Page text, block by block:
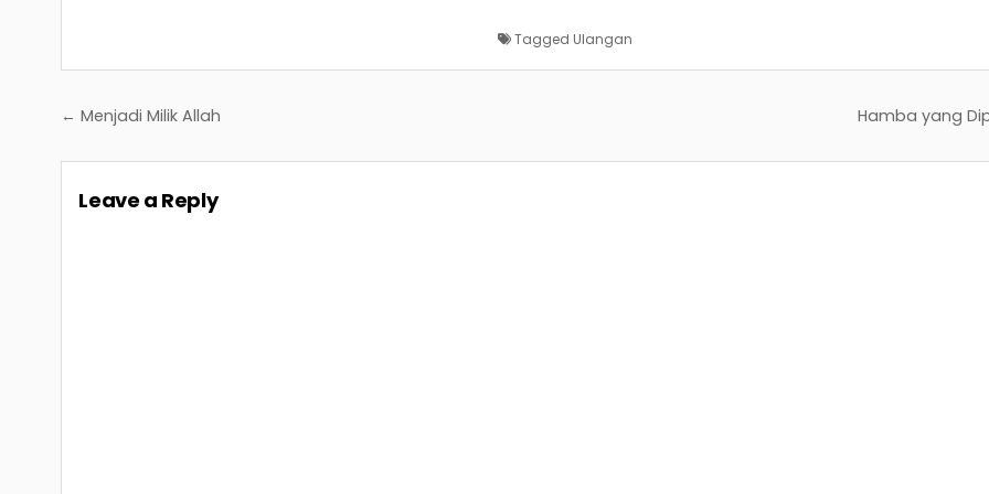
Tagged Ulangan
Post Hamba yang
← Menjadi Milik Allah
Leave a Reply